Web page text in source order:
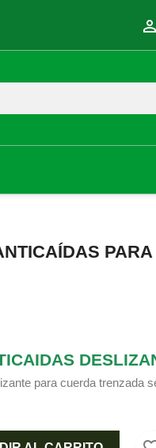

para cuerda trenzada